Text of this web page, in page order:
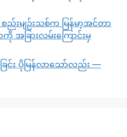
စည်းမျဉ်းသစ်က မြန်မာ့အင်တာ
ခြားလမ်းကြောင်းမှ
ြင်း ပိုမြန်လာသော်လည်း —